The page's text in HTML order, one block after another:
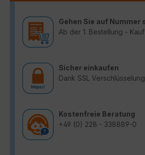
Gehen Sie auf Nummer
Ab der 1. Bestellung -
Sicher einkaufen
Dank SSL Verschlüsselung
Kostenfreie Beratung
+49 (0) 228 - 338889-0